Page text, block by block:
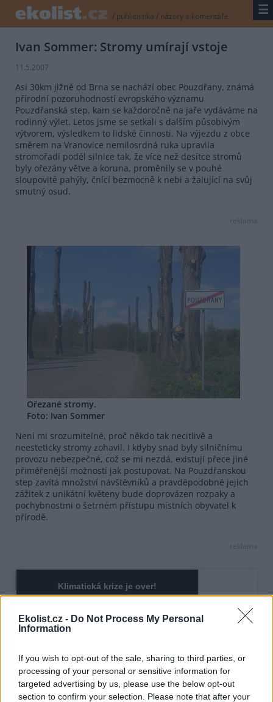
Ekolist.cz - Do Not Process My Personal
Information
If you wish to opt-out of the sale, sharing to third parties, or
processing of your personal or sensitive information for
targeted advertising by us, please use the below opt-out
section to confirm your selection. Please note that after your
/ publicistika / názory a komentáře ☰
Ivan Sommer: Stromy umírají vstoje
11.5.2007
Asi 30km jižně od Brna se nachází obec Pouzdřany, známá
přírodní pozoruhodností evropského významu
Pouzdřanská step, kam se každoročně na jaře vydáváme na
rodinný výlet. Letos jsme se setkali s dalším působivým
výtvorem, výsledkem to lidské činnosti. Na výjezdu z obce
směrem na Vranovice nemilosrdná ruka upravila
stromořadí podél silnice tak, že více než desítce stromů
byly ořezány větve a koruna, proměnily se v pouhé
sloupovité pahýly, čnící bezmocně k nebi a žalující na svůj
smutný osud.
reklama
Ořezané stromy.
Foto: Ivan Sommer
Není mi srozumitelné, proč někdo tak necitlivě a
neesteticky stromy zohavil. I kdyby snad byly silničnímu
provozu nebezpečné, což se mi nezdá, existují přece jiné
přiměřenější možností jak postupovat. Na Pouzdřanskou
step zavítá množství návštěvníků a pravděpodobně jejich
zážitek z unikátní květeny bude doprovázen rozpaky a
pochybnostmi o šetrném přístupu místních obyvatel k
přírodě.
reklama